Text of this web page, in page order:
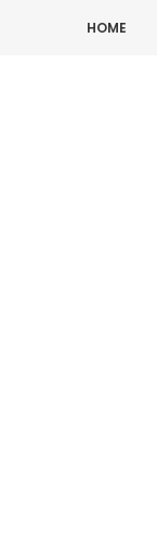
HOME